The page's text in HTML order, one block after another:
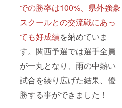
での勝率は100%、県外強豪
スクールとの交流戦にあっ
ても好成績を納めていま
す。関西予選では選手全員
が一丸となり、雨の中熱い
試合を繰り広げた結果、優
勝する事ができました！